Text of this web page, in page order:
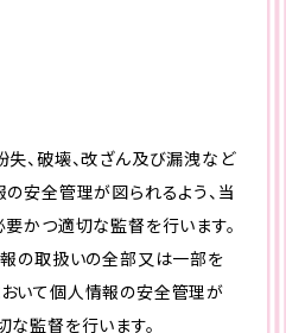
失、破壊、改ざん及び漏洩など
の安全管理が図られるよう、当
要かつ適切な監督を行います。
報の取扱いの全部又は一部を
いて個人情報の安全管理が
な監督を行います。